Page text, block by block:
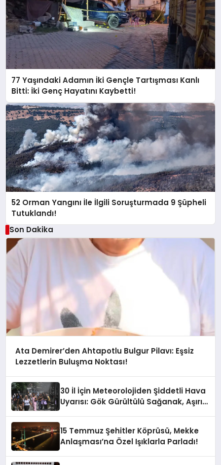
77 Yaşındaki Adamın İki Gençle Tartışması Kanlı
Bitti: İki Genç Hayatını Kaybetti!
52 Orman Yangını İle İlgili Soruşturmada 9 Şüpheli
Tutuklandı!
Son Dakika
Ata Demirer’den Ahtapotlu Bulgur Pilavı: Eşsiz
Lezzetlerin Buluşma Noktası!
30 İl İçin Meteorolojiden Şiddetli Hava
Uyarısı: Gök Gürültülü Sağanak, Aşırı
15 Temmuz Şehitler Köprüsü, Mekke
Anlaşması’na Özel Işıklarla Parladı!